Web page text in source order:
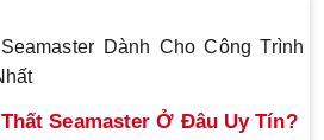
Dành Cho Công Trình
Seamaster Ở Đâu Uy Tín?